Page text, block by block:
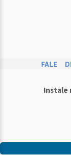
FALE
Instale